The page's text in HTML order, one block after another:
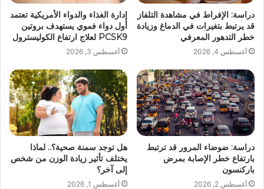
دراسة: الإفراط في مشاهدة التلفاز
قد يرتبط بتغيرات في الدماغ وزيادة
خطر التدهور المعرفي
أغسطس 4, 2026
إدارة الغذاء والدواء الأمريكية تعتمد
أول دواء فموي يستهدف بروتين
PCSK9 لعلاج ارتفاع الكوليسترول
أغسطس 3, 2026
دراسة: ضوضاء المرور قد ترتبط
بارتفاع خطر الإصابة بمرض
باركنسون
أغسطس 2, 2026
هل توجد سمنة صحية؟.. لماذا
يختلف تأثير زيادة الوزن من شخص
إلى آخر؟
أغسطس 1, 2026